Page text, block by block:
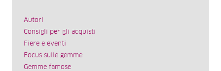
Autori
Consigli per gli acquisti
Fiere e eventi
Focus sulle gemme
Gemme famose